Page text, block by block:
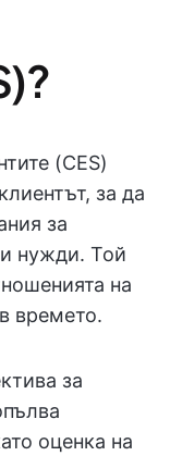
(CES)
за да
за
нужди. Той
на
времето.
за
оценка на